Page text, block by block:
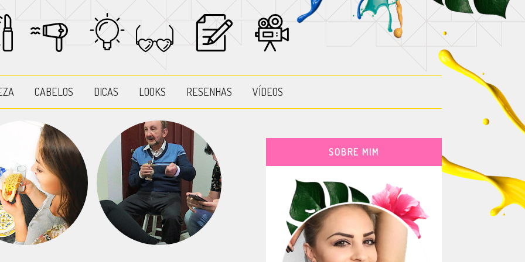
CABELOS DICAS LOOKS RESENHAS VÍDEOS
SOBRE MIM